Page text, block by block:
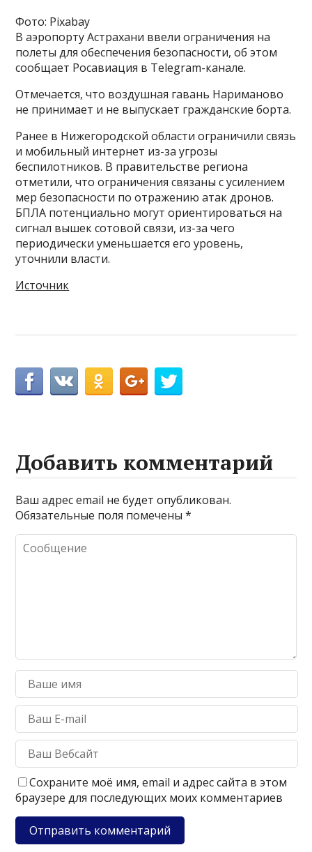
Фото: Pixabay
В аэропорту Астрахани ввели ограничения на
полеты для обеспечения безопасности, об этом
сообщает Росавиация в Telegram-канале.
Отмечается, что воздушная гавань Нариманово
не принимает и не выпускает гражданские борта.
Ранее в Нижегородской области ограничили связь
и мобильный интернет из-за угрозы
беспилотников. В правительстве региона
отметили, что ограничения связаны с усилением
мер безопасности по отражению атак дронов.
БПЛА потенциально могут ориентироваться на
сигнал вышек сотовой связи, из-за чего
периодически уменьшается его уровень,
уточнили власти.
Источник
Добавить комментарий
Ваш адрес email не будет опубликован.
Обязательные поля помечены*
Сохраните моё имя, email и адрес сайта в этом
браузере для последующих моих комментариев